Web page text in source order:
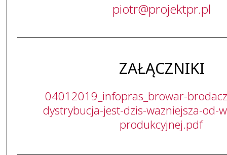
piotr@projektpr.pl
ZAŁĄCZNIKI
04012019_infopras_browar-
dystrybucja-jest-dzis-wazniejsza-od-
produkcyjnej.pdf